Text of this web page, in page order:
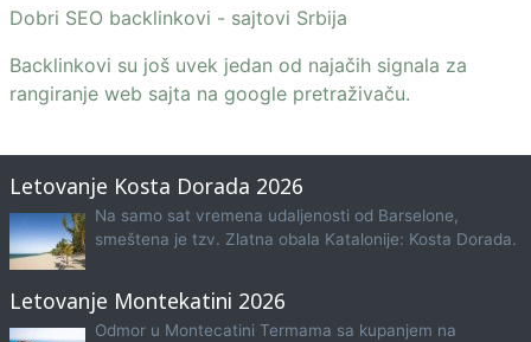
Dobri SEO backlinkovi - sajtovi Srbija
Backlinkovi su još uvek jedan od najačih signala za
rangiranje web sajta na google pretraživaču.
Letovanje Kosta Dorada 2026
Na samo sat vremena udaljenosti od Barselone,
smeštena je tzv. Zlatna obala Katalonije: Kosta Dorada.
Letovanje Montekatini 2026
Odmor u Montecatini Termama sa kupanjem na